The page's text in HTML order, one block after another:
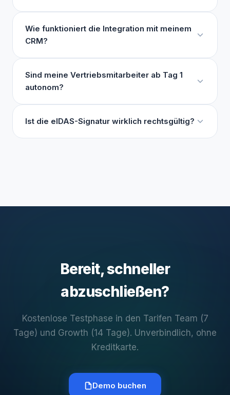
Wie funktioniert die Integration mit meinem
CRM?
Sind meine Vertriebsmitarbeiter ab Tag 1
autonom?
Ist die eIDAS-Signatur wirklich rechtsgültig?
Bereit, schneller
abzuschließen?
Kostenlose Testphase in den Tarifen Team (7
Tage) und Growth (14 Tage). Unverbindlich, ohne
Kreditkarte.
Demo buchen